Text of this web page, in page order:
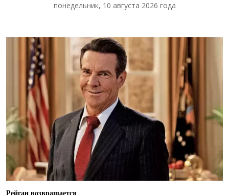
понедельник, 10 августа 2026 года
Рейган возвращается